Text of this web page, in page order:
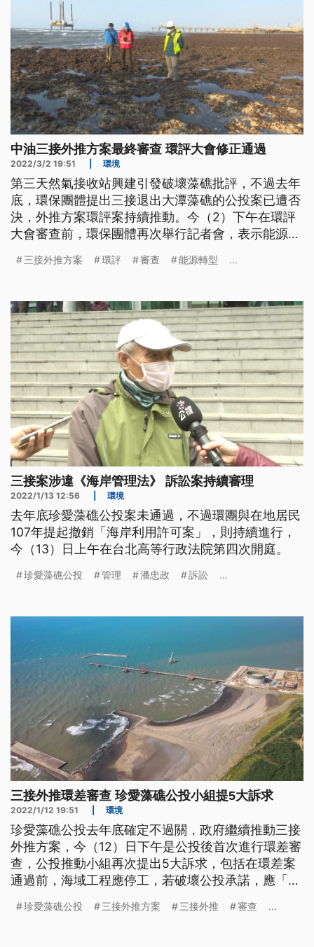
中油三接外推方案最終審查 環評大會修正通過
2022/3/2 19:51 環境
第三天然氣接收站興建引發破壞藻礁批評，不過去年
底，環保團體提出三接退出大潭藻礁的公投案已遭否
決，外推方案環評案持續推動。今（2）下午在環評
大會審查前，環保團體再次舉行記者會，表示能源轉
小時審查，案件修正通過。
三接外推方案 環評 審查 能源轉型 ...
三接案涉違《海岸管理法》 訴訟案持續審理
2022/1/13 12:56 環境
去年底珍愛藻礁公投案未通過，不過環團與在地居民
107年提起撤銷「海岸利用許可案」，則持續進行，
今（13）日上午在台北高等行政法院第四次開庭。
珍愛藻礁公投 管理 潘忠政 訴訟 ...
三接外推環差審查 珍愛藻礁公投小組提5大訴求
2022/1/12 19:51 環境
珍愛藻礁公投去年底確定不過關，政府繼續推動三接
外推方案，今（12）日下午是公投後首次進行環差審
查，公投推動小組再次提出5大訴求，包括在環差案
通過前，海域工程應停工，若破壞公投承諾，應「拆
橋採大跨距，不會阻斷生態連通。
珍愛藻礁公投 三接外推方案 三接外推 審查 ...